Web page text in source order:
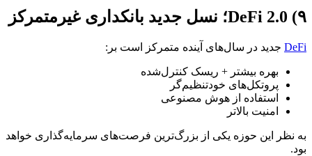
۹) DeFi 2.0؛ نسل جدید بانکداری غیرمتمرکز
DeFi جدید در سال‌های آینده متمرکز است بر:
بهره بیشتر + ریسک کنترل‌شده
پروتکل‌های خودتنظیم‌گر
استفاده از هوش مصنوعی
امنیت بالاتر
به نظر این حوزه یکی از بزرگ‌ترین فرصت‌های سرمایه‌گذاری خواهد
بود.